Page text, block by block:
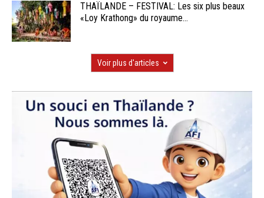
THAÏLANDE – FESTIVAL: Les six plus beaux
«Loy Krathong» du royaume...
Voir plus d'articles